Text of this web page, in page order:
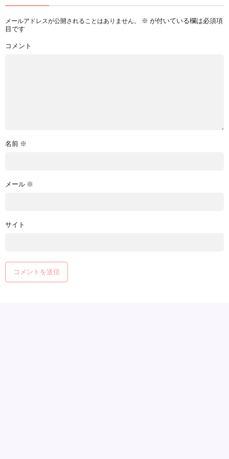
メールアドレスが公開されることはありません。 ※ が付いている欄は必須項
目です
コメント
名前 ※
メール ※
サイト